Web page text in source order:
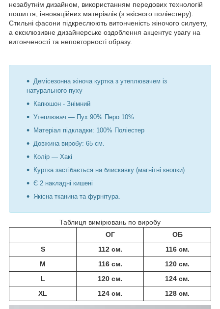
незабутнім дизайном, використанням передових технологій
пошиття, інноваційних матеріалів (з якісного поліестеру).
Стильні фасони підкреслюють витонченість жіночого силуету,
а ексклюзивне дизайнерське оздоблення акцентує увагу на
витонченості та неповторності образу.
Демісезонна жіноча куртка з утеплювачем із
натурального пуху
Капюшон - Знімний
Утеплювач — Пух 90% Перо 10%
Матеріал підкладки: 100% Поліестер
Довжина виробу: 65 см.
Колір — Хакі
Куртка застібається на блискавку (магнітні кнопки)
Є 2 накладні кишені
Якісна тканина та фурнітура.
Таблиця вимірювань по виробу
ОГ
ОБ
S
112 см.
116 см.
M
116 см.
120 см.
L
120 см.
124 см.
XL
124 см. 128 см.